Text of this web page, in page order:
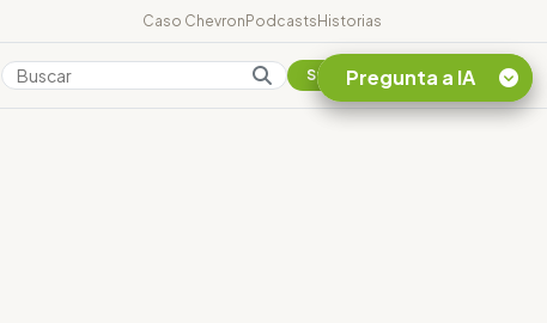
Caso ChevronPodcastsHistorias
Colombia SuscribirsePregunta a IA